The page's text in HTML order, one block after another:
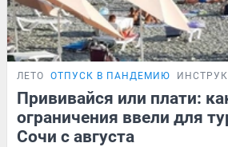
ЛЕТО ОТПУСК В ПАНДЕМИЮ
Прививайся или плати:
ограничения ввели для
Сочи с августа